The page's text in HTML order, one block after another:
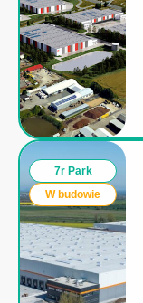
7r Park
W budowie